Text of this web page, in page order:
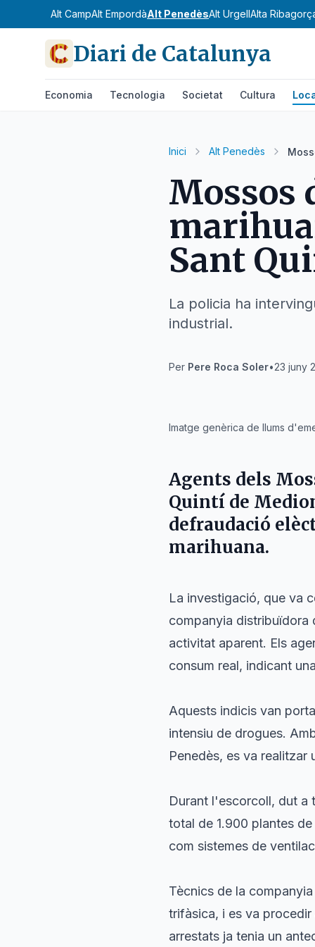
Alt CampAlt EmpordàAlt PenedèsAlt UrgellAlta
Diari de Catalunya
Economia Tecnologia Societat Cultura
Inici Alt Penedès
Mossos
Sant
La policia ha
industrial.
Per Pere Roca Soler•23 juny
Imatge genèrica de llums
Agents dels
Quintí de
defraudació
marihuana.
La investigació, que va
companyia distribuïdora
activitat aparent. Els
consum real, indicant
Aquests indicis van
intensiu de drogues.
Penedès, es va realitzar
Durant l'escorcoll, dut a
total de 1.900 plantes
com sistemes de
Tècnics de la
trifàsica, i es va procedir
arrestats ja tenia un